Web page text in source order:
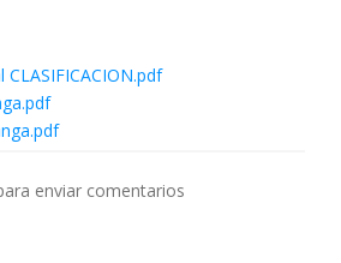
enviar comentarios